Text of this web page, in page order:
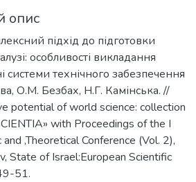
опис
підхід до підготовки
особливості викладання
системи технічного забезпечення
О.М. Безбах, Н.Г. Камінська. //
potential of world science: collection
with Proceedings of the I
,Theoretical Conference (Vol. 2),
State of Israel:European Scientific
51.